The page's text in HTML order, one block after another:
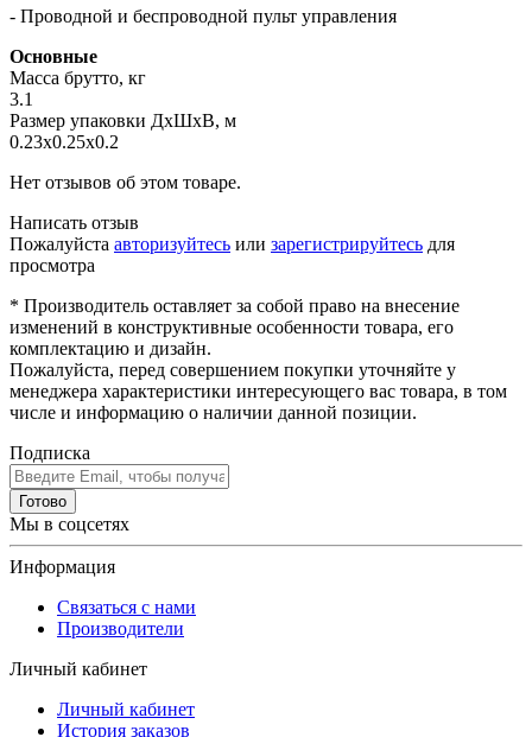
- Проводной и беспроводной пульт управления
Основные
Масса брутто, кг
3.1
Размер упаковки ДхШхВ, м
0.23x0.25x0.2
Нет отзывов об этом товаре.
Написать отзыв
Пожалуйста авторизуйтесь или зарегистрируйтесь для
просмотра
* Производитель оставляет за собой право на внесение
изменений в конструктивные особенности товара, его
комплектацию и дизайн.
Пожалуйста, перед совершением покупки уточняйте у
менеджера характеристики интересующего вас товара, в том
числе и информацию о наличии данной позиции.
Подписка
Готово
Мы в соцсетях
Информация
Связаться с нами
Производители
Личный кабинет
Личный кабинет
История заказов